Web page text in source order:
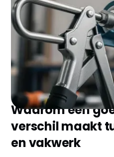
Elke doe-het-zelver en
een perfecte kitnaad
gereedschap. Een
gelijkmatige druk,
professionele resultaten –
Waarom een
verschil maakt
en vakwerk